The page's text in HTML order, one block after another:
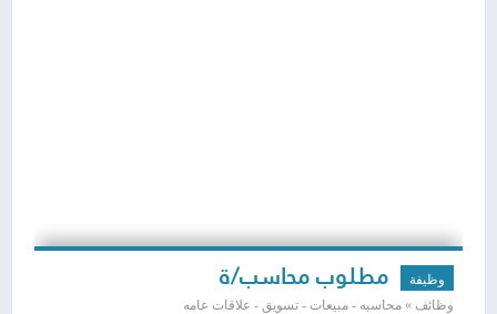
وظيفة مطلوب محاسب/ة
وظائف » محاسبه - مبيعات - تسويق - علاقات عامه